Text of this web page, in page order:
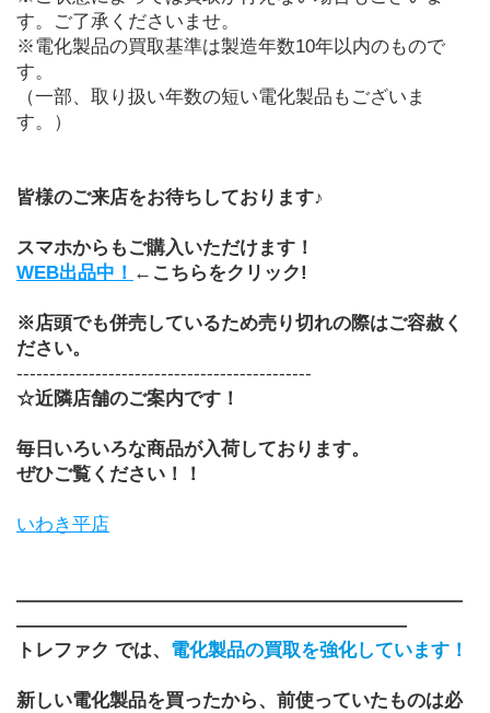
す。ご了承くださいませ。
※電化製品の買取基準は製造年数10年以内のもので
す。
（一部、取り扱い年数の短い電化製品もございま
す。）
皆様のご来店をお待ちしております♪
スマホからもご購入いただけます！
WEB出品中！ ←こちらをクリック!
※店頭でも併売しているため売り切れの際はご容赦く
ださい。
---------------------------------------------
☆近隣店舗のご案内です！
毎日いろいろな商品が入荷しております。
ぜひご覧ください！！
いわき平店
――――――――――――――――――――――――
―――――――――――――――――――――
トレファク では、 電化製品の買取を強化しています！
新しい電化製品を買ったから、前使っていたものは必